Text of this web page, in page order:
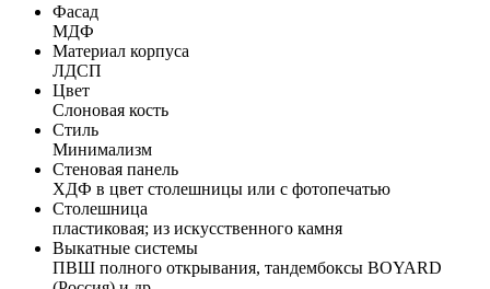
Фасад
МДФ
Материал корпуса
ЛДСП
Цвет
Слоновая кость
Стиль
Минимализм
Стеновая панель
ХДФ в цвет столешницы или с фотопечатью
Столешница
пластиковая; из искусственного камня
Выкатные системы
ПВШ полного открывания, тандембоксы BOYARD